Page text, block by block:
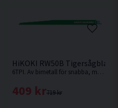
240mm 5-pack
HiKOKI RW50B Tigersågblad
6TPI. Av bimetall för snabba, medelgrova till grova snitt i t.ex. hårt och mjukt trä, aluminium, plast och legeringar.
719 kr
409 kr